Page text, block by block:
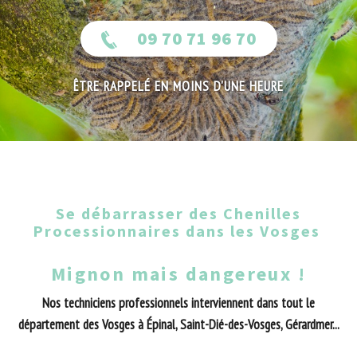
09 70 71 96 70
ÊTRE RAPPELÉ EN MOINS D'UNE HEURE
Se débarrasser des Chenilles
Processionnaires dans les Vosges
Mignon mais dangereux !
Nos techniciens professionnels interviennent dans tout le
département des Vosges à Épinal, Saint-Dié-des-Vosges, Gérardmer...